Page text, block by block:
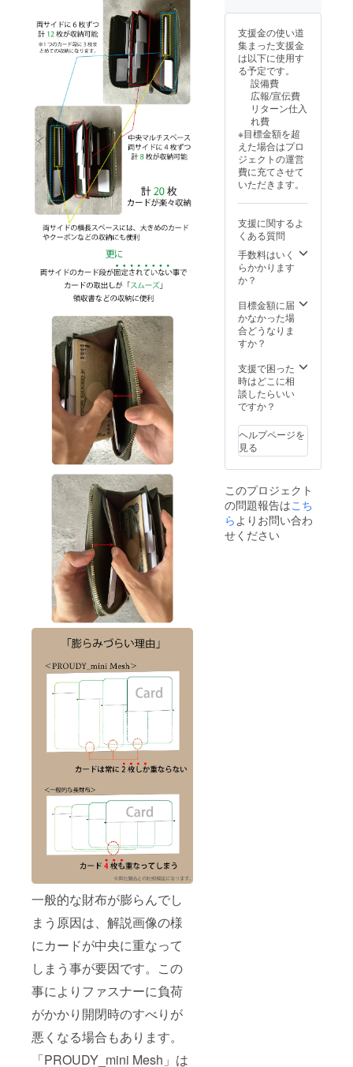
一般的な財布が膨らんでし
まう原因は、解説画像の様
にカードが中央に重なって
しまう事が要因です。この
事によりファスナーに負荷
がかかり開閉時のすべりが
悪くなる場合もあります。
「PROUDY_mini Mesh」は
めご了
承下さ
い。
におい
て通常
よりお
時間を
要する
可能性
がござ
いま
す。こ
の影響
で、リ
ターン
のお届
けが遅
れる場
合があ
りま
す。予
めご了
承下さ
い。
場合、
一般販
売価格
が販売
予定価
格より
下がる
可能性
がござ
いま
す。 ※
世界情
勢及び
ウィル
ス等の
影響な
む様々
な要因
で材料
仕入れ
て通常
よりお
時間を
がござ
いま
す。こ
の影響
ターン
のお届
けが遅
れる場
りま
す。予
めご了
承下さ
い。
デザイ
様等、
一部変
更にな
る場合
がござ
いま
す。あ
めご了
承くだ
さい。
※多くの
ご支援
により
率が向
上した
場合、
一般販
売価格
予定価
格より
下がる
可能性
いま
す。 ※
世界情
勢及び
ス等の
影響な
どを含
む様々
で材料
仕入れ
や製造
におい
て通常
支援金の使い道
集まった支援金
は以下に使用す
る予定です。
設備費
広報/宣伝費
リターン仕入
れ費
※目標金額を超
えた場合はプロ
ジェクトの運営
費に充てさせて
いただきます。
支援に関するよ
くある質問
手数料はいく
らかかります
か？
目標金額に届
かなかった場
合どうなりま
すか？
支援で困った
時はどこに相
談したらいい
ですか？
ヘルプページを
見る
このプロジェクト
の問題報告はこち
らよりお問い合わ
せください